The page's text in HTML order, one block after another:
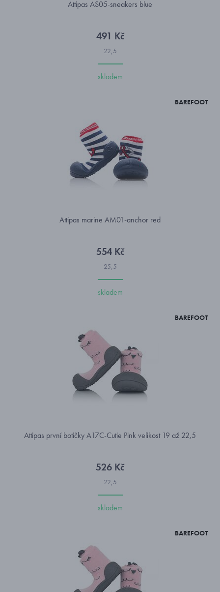
Attipas AS05-sneakers blue
491 Kč
22,5
skladem
BAREFOOT
Attipas marine AM01-anchor red
554 Kč
25,5
skladem
BAREFOOT
Attipas první botičky A17C-Cutie Pink velikost 19 až 22,5
526 Kč
22,5
skladem
BAREFOOT